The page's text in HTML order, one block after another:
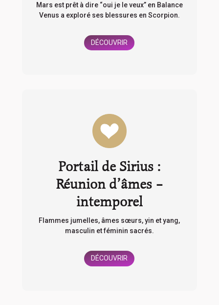
Mars est prêt à dire “oui je le veux” en Balance
Venus a exploré ses blessures en Scorpion.
DÉCOUVRIR
Portail de Sirius :
Réunion d’âmes –
intemporel
Flammes jumelles, âmes sœurs, yin et yang,
masculin et féminin sacrés.
DÉCOUVRIR